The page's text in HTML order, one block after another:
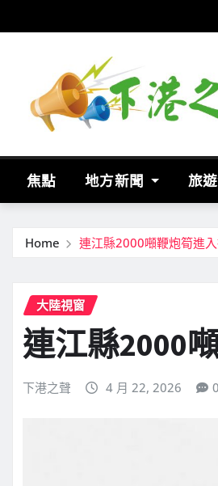
to
焦點 地方新聞 旅
Home 連江縣2000噸鞭炮筍進
大陸視窗
連江縣2000
下港之聲 4 月 22, 2026 0